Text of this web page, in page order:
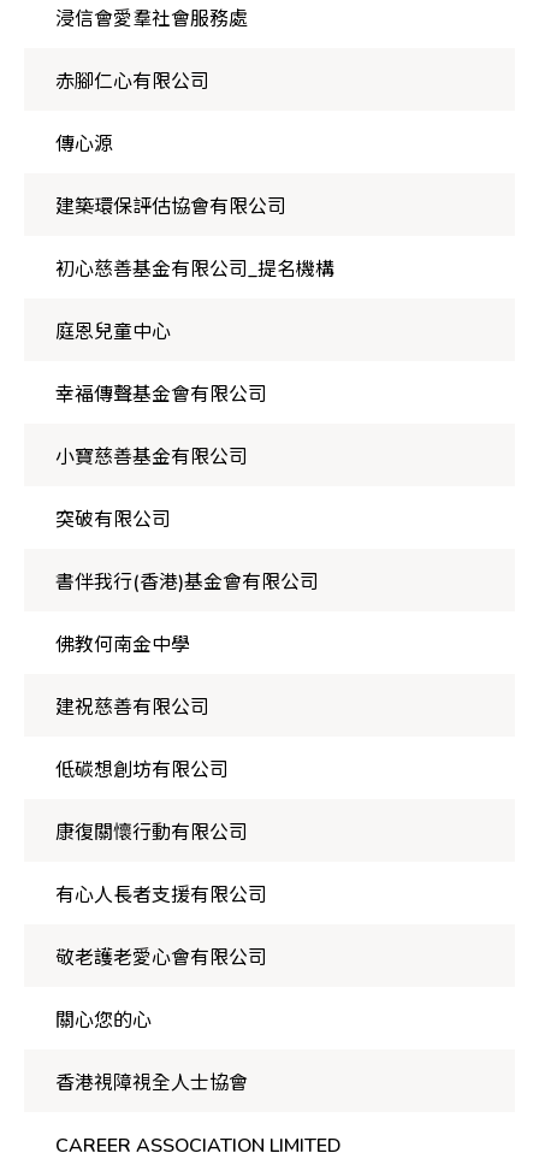
浸信會愛羣社會服務處
赤腳仁心有限公司
傳心源
建築環保評估協會有限公司
初心慈善基金有限公司_提名機構
庭恩兒童中心
幸福傳聲基金會有限公司
小寶慈善基金有限公司
突破有限公司
書伴我行(香港)基金會有限公司
佛教何南金中學
建祝慈善有限公司
低碳想創坊有限公司
康復關懷行動有限公司
有心人長者支援有限公司
敬老護老愛心會有限公司
關心您的心
香港視障視全人士協會
CAREER ASSOCIATION LIMITED